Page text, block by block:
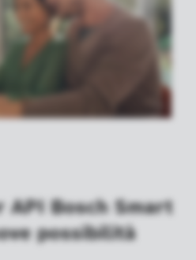
API Bosch Smart
possibilità